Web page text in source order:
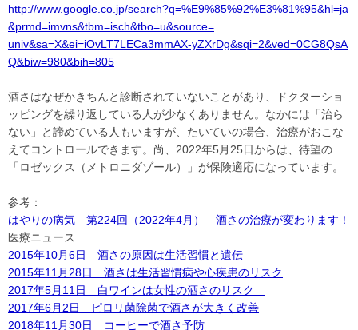
http://www.google.co.jp/search?q=%E9%85%92%E3%81%95&hl=ja
&prmd=imvns&tbm=isch&tbo=u&source=
univ&sa=X&ei=iOvLT7LECa3mmAX-yZXrDg&sqi=2&ved=0CG8QsA
Q&biw=980&bih=805
酒さはなぜかきちんと診断されていないことがあり、ドクターショ
ッピングを繰り返している人が少なくありません。なかには「治ら
ない」と諦めている人もいますが、たいていの場合、治療がおこな
えてコントロールできます。尚、2022年5月25日からは、待望の
「ロゼックス（メトロニダゾール）」が保険適応になっています。
参考：
はやりの病気 第224回（2022年4月） 酒さの治療が変わります！
医療ニュース
2015年10月6日 酒さの原因は生活習慣と遺伝
2015年11月28日 酒さは生活習慣病や心疾患のリスク
2017年5月11日 白ワインは女性の酒さのリスク
2017年6月2日 ピロリ菌除菌で酒さが大きく改善
2018年11月30日 コーヒーで酒さ予防